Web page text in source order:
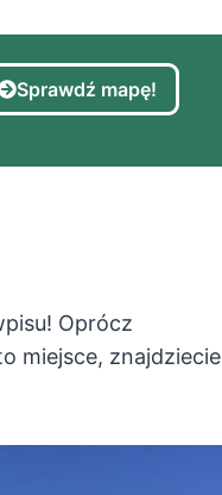
Sprawdź mapę!
Oprócz
miejsce, znajdziecie